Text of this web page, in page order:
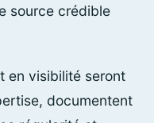
source crédible
en visibilité seront
documentent